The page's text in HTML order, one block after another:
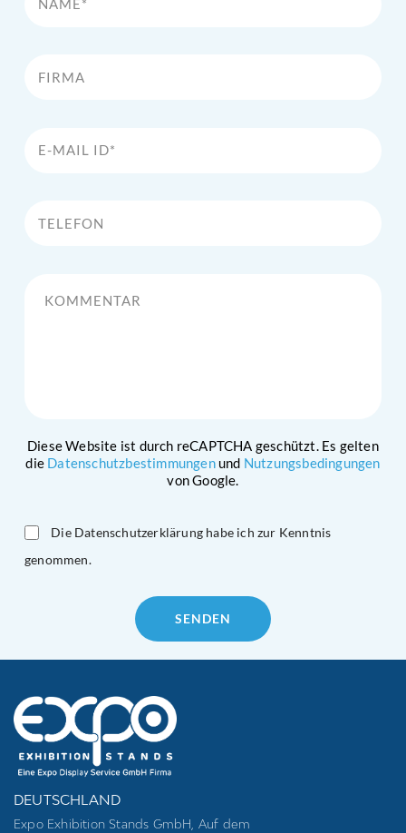
Diese Website ist durch reCAPTCHA geschützt. Es gelten
die Datenschutzbestimmungenund Nutzungsbedingungen
von Google.
Die Datenschutzerklärung habe ich zur Kenntnis
genommen.
empty.
DEUTSCHLAND
Expo Exhibition Stands GmbH, Auf dem